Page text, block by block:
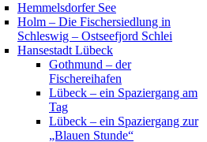
Hemmelsdorfer See
Holm – Die Fischersiedlung in
Schleswig – Ostseefjord Schlei
Hansestadt Lübeck
Gothmund – der
Fischereihafen
Lübeck – ein Spaziergang am
Tag
Lübeck – ein Spaziergang zur
„Blauen Stunde“